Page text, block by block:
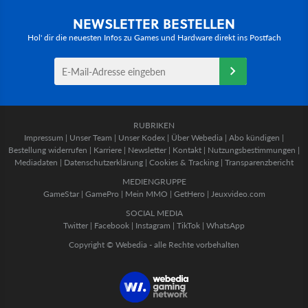
NEWSLETTER BESTELLEN
Hol' dir die neuesten Infos zu Games und Hardware direkt ins Postfach
RUBRIKEN
Impressum | Unser Team | Unser Kodex | Über Webedia | Abo kündigen |
Bestellung widerrufen | Karriere | Newsletter | Kontakt | Nutzungsbestimmungen |
Mediadaten | Datenschutzerklärung | Cookies & Tracking | Transparenzbericht
MEDIENGRUPPE
GameStar| GamePro | Mein MMO | GetHero | Jeuxvideo.com
SOCIAL MEDIA
Twitter | Facebook | Instagram | TikTok | WhatsApp
Copyright © Webedia - alle Rechte vorbehalten